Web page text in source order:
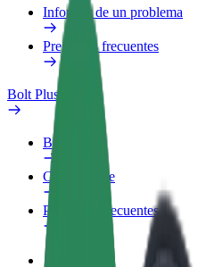
Informar de un problema
Preguntas frecuentes
Bolt Plus
Beneficios
Cómo unirse
Preguntas frecuentes